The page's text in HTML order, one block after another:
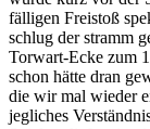
fälligen Freistoß
schlug der stramm
Torwart-Ecke zum
schon hätte dran
die wir mal wieder
jegliches